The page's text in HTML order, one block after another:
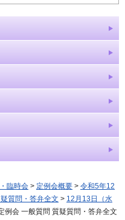
臨時会 > 定例会概要 > 令和5年12
質問・答弁全文 > 12月13日（水
例会 一般質問 質疑質問・答弁全文